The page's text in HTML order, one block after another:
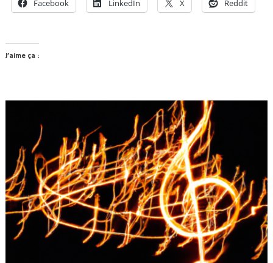
Facebook LinkedIn X Reddit
J’aime ça :